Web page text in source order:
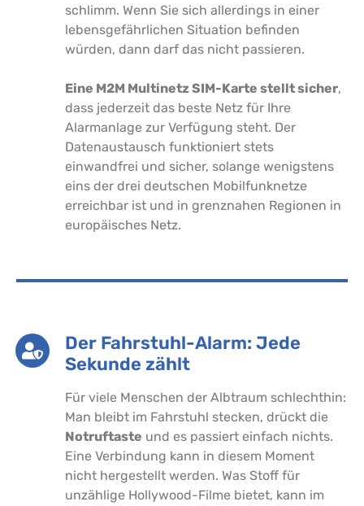
schlimm. Wenn Sie sich allerdings in einer
lebensgefährlichen Situation befinden
würden, dann darf das nicht passieren.
Eine M2M Multinetz SIM-Karte stellt sicher,
dass jederzeit das beste Netz für Ihre
Alarmanlage zur Verfügung steht. Der
Datenaustausch funktioniert stets
einwandfrei und sicher, solange wenigstens
eins der drei deutschen Mobilfunknetze
erreichbar ist und in grenznahen Regionen in
europäisches Netz.
Der Fahrstuhl-Alarm: Jede
Sekunde zählt
Für viele Menschen der Albtraum schlechthin:
Man bleibt im Fahrstuhl stecken, drückt die
Notruftaste und es passiert einfach nichts.
Eine Verbindung kann in diesem Moment
nicht hergestellt werden. Was Stoff für
unzählige Hollywood-Filme bietet, kann im